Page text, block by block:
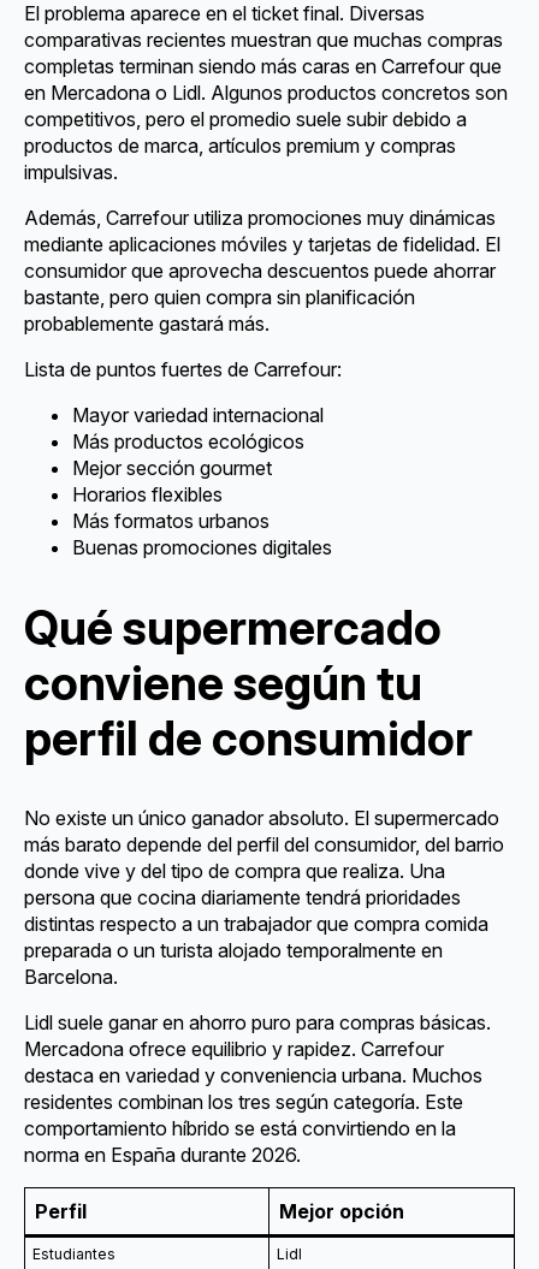
El problema aparece en el ticket final. Diversas
comparativas recientes muestran que muchas compras
completas terminan siendo más caras en Carrefour que
en Mercadona o Lidl. Algunos productos concretos son
competitivos, pero el promedio suele subir debido a
productos de marca, artículos premium y compras
impulsivas.
Además, Carrefour utiliza promociones muy dinámicas
mediante aplicaciones móviles y tarjetas de fidelidad. El
consumidor que aprovecha descuentos puede ahorrar
bastante, pero quien compra sin planificación
probablemente gastará más.
Lista de puntos fuertes de Carrefour:
Mayor variedad internacional
Más productos ecológicos
Mejor sección gourmet
Horarios flexibles
Más formatos urbanos
Buenas promociones digitales
Qué supermercado
conviene según tu
perfil de consumidor
No existe un único ganador absoluto. El supermercado
más barato depende del perfil del consumidor, del barrio
donde vive y del tipo de compra que realiza. Una
persona que cocina diariamente tendrá prioridades
distintas respecto a un trabajador que compra comida
preparada o un turista alojado temporalmente en
Barcelona.
Lidl suele ganar en ahorro puro para compras básicas.
Mercadona ofrece equilibrio y rapidez. Carrefour
destaca en variedad y conveniencia urbana. Muchos
residentes combinan los tres según categoría. Este
comportamiento híbrido se está convirtiendo en la
norma en España durante 2026.
Perfil Mejor opción
Estudiantes
Lidl